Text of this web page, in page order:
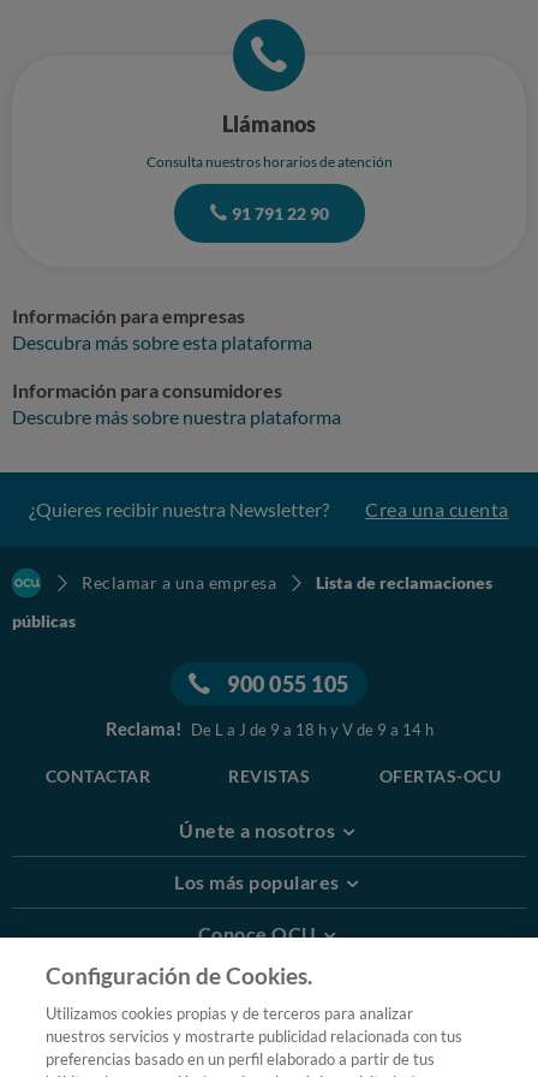
Llámanos
Consulta nuestros horarios de atención
91 791 22 90
Información para empresas
Descubra más sobre esta plataforma
Información para consumidores
Descubre más sobre nuestra plataforma
¿Quieres recibir nuestra Newsletter? Crea una cuenta
Reclamar a una empresa
Lista de reclamaciones
públicas
900 055 105
Reclama! De L a J de 9 a 18 h y V de 9 a 14 h
CONTACTAR REVISTAS OFERTAS-OCU
Únete a nosotros
Los más populares
Conoce OCU
Más Información
© 2026 OCU
Condiciones generales de contratación de OCU
Configuración de Cookies.
Utilizamos cookies propias y de terceros para analizar
nuestros servicios y mostrarte publicidad relacionada con tus
preferencias basado en un perfil elaborado a partir de tus